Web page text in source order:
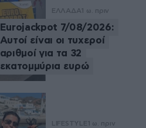
ΕΛΛΑΔΑ 1 ω. πριν
Eurojackpot 7/08/2026:
Αυτοί είναι οι τυχεροί
αριθμοί για τα 32
εκατομμύρια ευρώ
LIFESTYLE 1 ω. πριν